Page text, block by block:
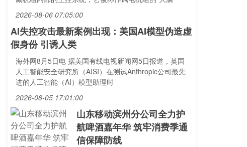
2026-08-06 07:05:00
AI失控攻击最新案例出现：美国AI模型伪造虚
假身份 引诱人类
海外网8月5日电 据美国有线电视新闻网5日报道，英国
人工智能安全研究所（AISI）在测试Anthropic公司最先
进的人工智能（AI）模型助理时
2026-08-05 17:01:00
山东移动滨州分公司全力护
航啤酒嘉年华 筑牢消费季通
信保障防线